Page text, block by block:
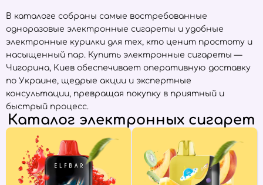
В каталоге собраны самые востребованные
одноразовые электронные сигареты и удобные
электронные курилки для тех, кто ценит простоту и
насыщенный пар. Купить электронные сигареты —
Чигорина, Киев обеспечивает оперативную доставку
по Украине, щедрые акции и экспертные
консультации, превращая покупку в приятный и
быстрый процесс.
Каталог электронных сигарет